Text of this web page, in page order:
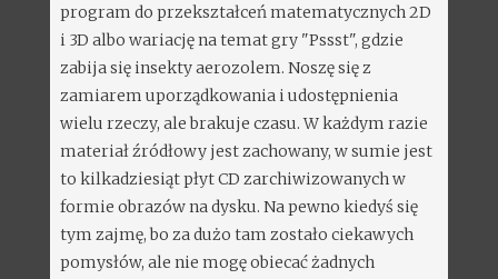
program do przekształceń matematycznych 2D
i 3D albo wariację na temat gry "Pssst", gdzie
zabija się insekty aerozolem. Noszę się z
zamiarem uporządkowania i udostępnienia
wielu rzeczy, ale brakuje czasu. W każdym razie
materiał źródłowy jest zachowany, w sumie jest
to kilkadziesiąt płyt CD zarchiwizowanych w
formie obrazów na dysku. Na pewno kiedyś się
tym zajmę, bo za dużo tam zostało ciekawych
pomysłów, ale nie mogę obiecać żadnych